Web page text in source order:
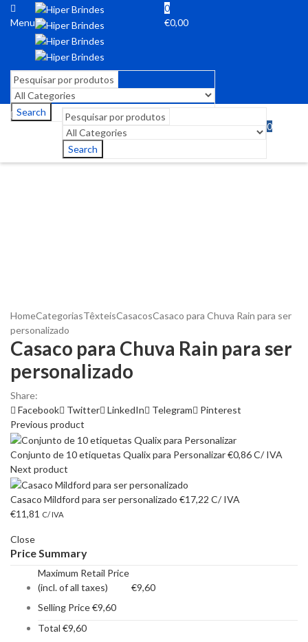
Menu
0
€0,00
Search
Search
0
HomeCategoriasTêxteisCasacosCasaco para Chuva Rain para ser
personalizado
Casaco para Chuva Rain para ser
personalizado
Share:
Facebook
Twitter LinkedIn Telegram
Pinterest
Previous product
Conjunto de 10 etiquetas Qualix para Personalizar€0,86C/ IVA
Next product
Casaco Mildford para ser personalizado €17,22 C/ IVA
€11,81 C/ IVA
Close
Price Summary
Maximum Retail Price
(incl. of all taxes)
€9,60
Selling Price€9,60
Total €9,60